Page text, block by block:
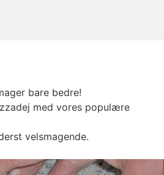
bare bedre!
med vores populære
velsmagende.